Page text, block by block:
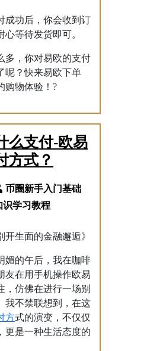
成功后，你会收到订
等待发货即可。
多，你对易欧的支付
呢？快来易欧下单
购物体验！?
么支付-欧易
方式？
开生面的金融邂逅》
媚的午后，我在咖啡
友在用手机操作欧易
，仿佛在进行一场别
我不禁联想到，在这
方式的演变，不仅仅
更是一种生活态度的